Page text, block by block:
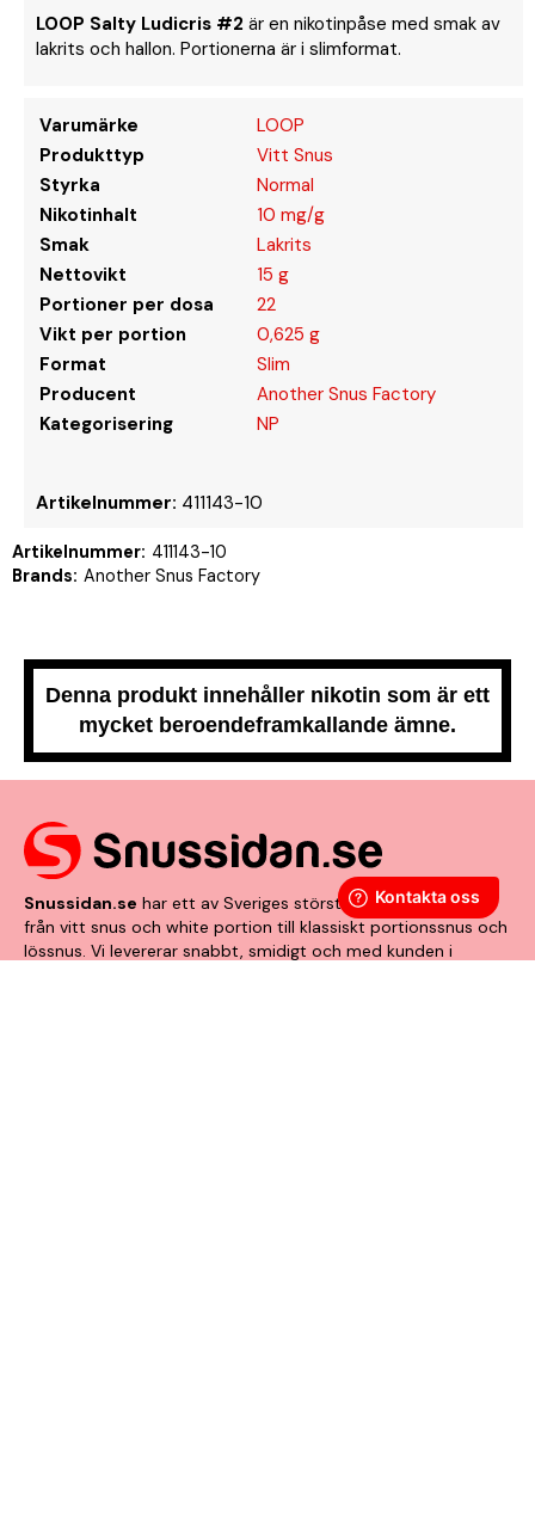
LOOP Salty Ludicris #2 är en nikotinpåse med smak av
lakrits och hallon. Portionerna är i slimformat.
Varumärke
LOOP
Produkttyp
Vitt Snus
Styrka
Normal
Nikotinhalt
10 mg/g
Smak
Lakrits
Nettovikt
15 g
Portioner per dosa
22
Vikt per portion
0,625 g
Format
Slim
Producent
Another Snus Factory
Kategorisering
NP
Artikelnummer: 411143-10
Artikelnummer: 411143-10
Brands: Another Snus Factory
Denna produkt innehåller nikotin som är ett
mycket beroendeframkallande ämne.
Snussidan.se har ett av Sveriges största utbud av snus –
från vitt snus och white portion till klassiskt portionssnus och
lössnus. Vi levererar snabbt, smidigt och med kunden i